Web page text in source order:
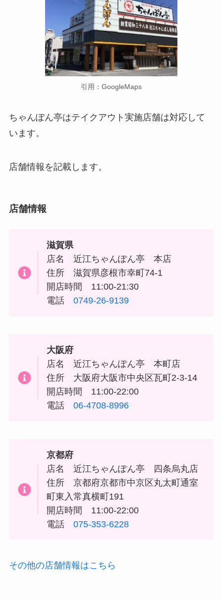
引用：GoogleMaps
ちゃんぽん亭はテイクアウト実施店舗は対応して
います。
店舗情報を記載します。
店舗情報
滋賀県
店名 近江ちゃんぽん亭 本店
住所 滋賀県彦根市幸町74-1
開店時間 11:00-21:30
電話0749-26-9139
大阪府
店名 近江ちゃんぽん亭 本町店
住所 大阪府大阪市中央区瓦町2-3-14
開店時間 11:00-22:00
電話06-4708-8996
京都府
店名 近江ちゃんぽん亭 四条烏丸店
住所 京都府京都市中京区丸太町通室
町東入常真横町191
開店時間 11:00-22:00
電話075-353-6228
その他の店舗情報はこちら